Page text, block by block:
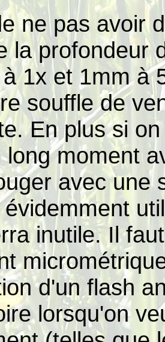
ne pas avoir
la profondeur
1x et 1mm à
souffle de
En plus si
long moment
avec une
inutile. Il
d'un flash
lorsqu'on